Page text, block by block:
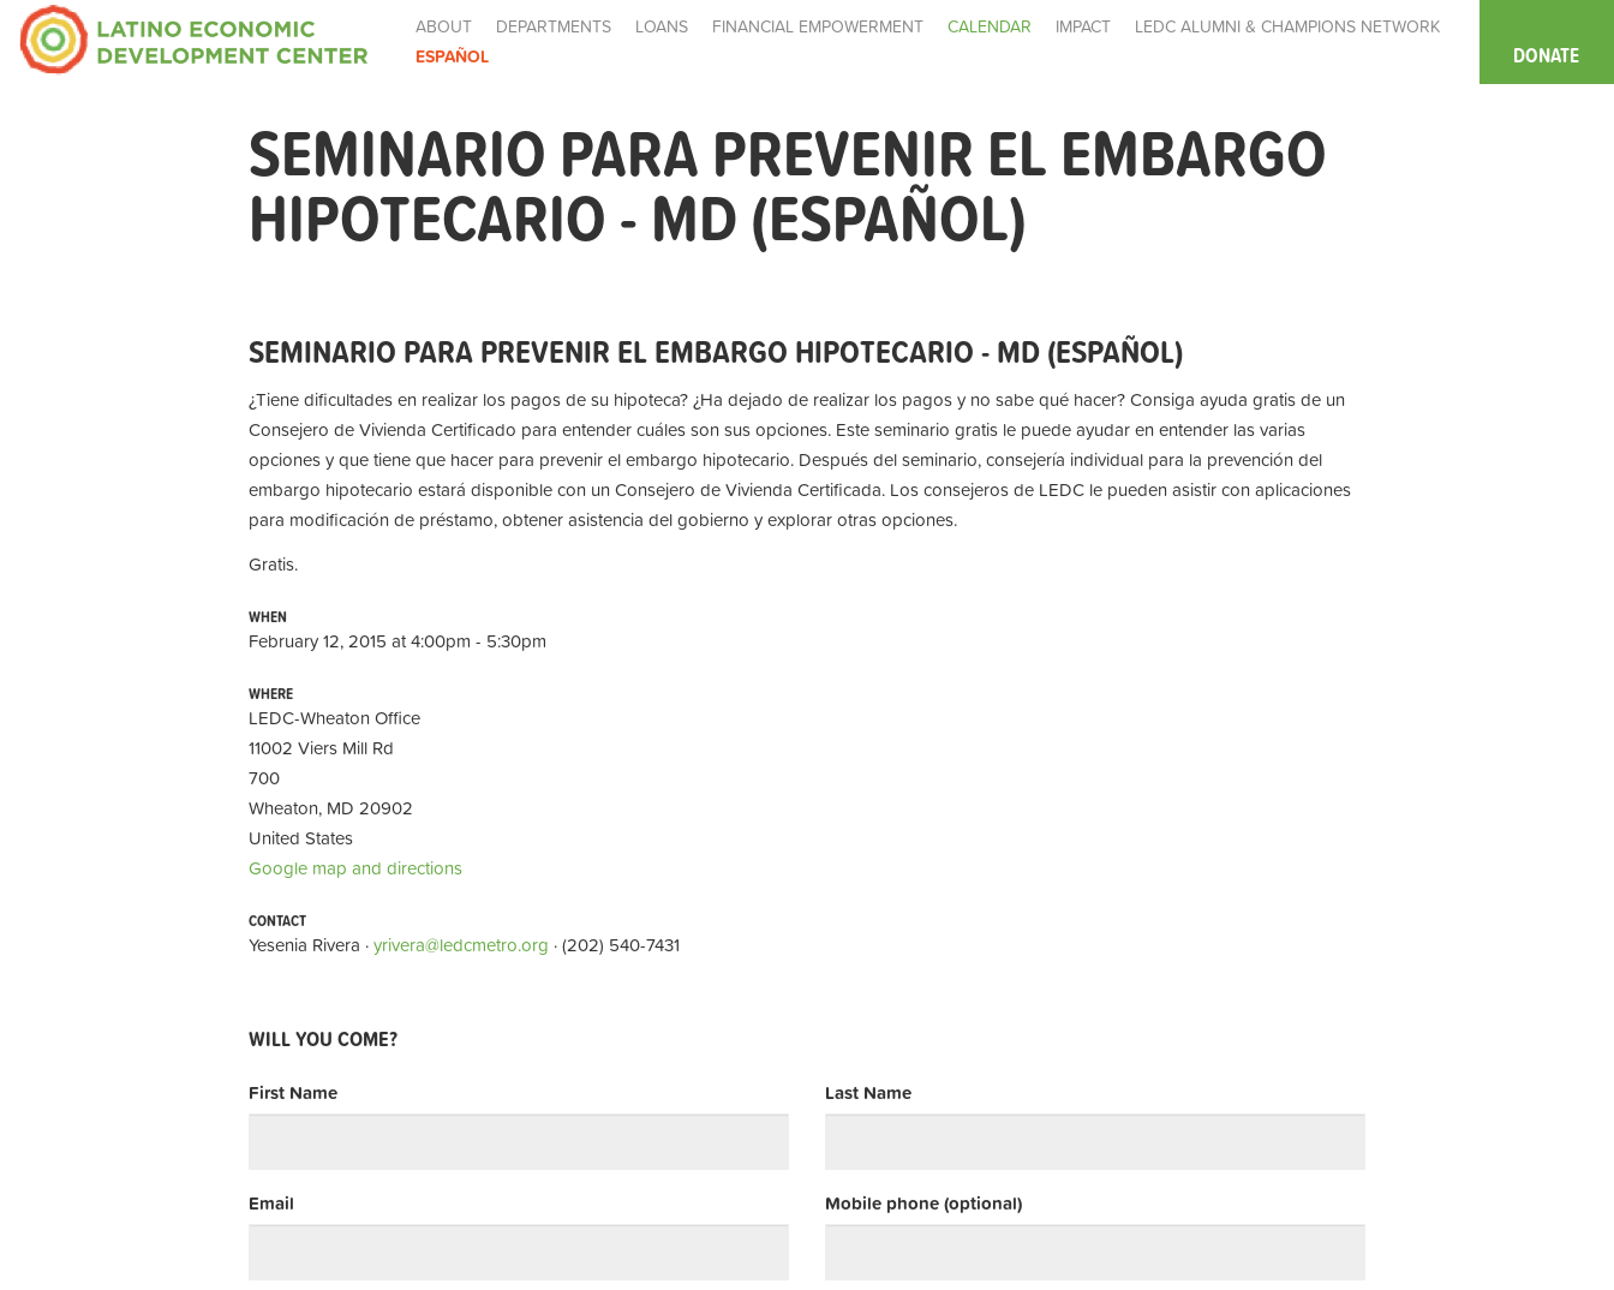
ABOUT DEPARTMENTS LOANS FINANCIAL EMPOWERMENT CALENDAR IMPACT
LEDC ALUMNI & CHAMPIONS NETWORK
ESPAÑOL
DONATE
SEMINARIO PARA PREVENIR EL EMBARGO
HIPOTECARIO - MD (ESPAÑOL)
SEMINARIO PARA PREVENIR EL EMBARGO HIPOTECARIO - MD (ESPAÑOL)
¿Tiene dificultades en realizar los pagos de su hipoteca? ¿Ha dejado de realizar los pagos y no sabe qué hacer? Consiga ayuda gratis de un
Consejero de Vivienda Certificado para entender cuáles son sus opciones. Este seminario gratis le puede ayudar en entender las varias
opciones y que tiene que hacer para prevenir el embargo hipotecario. Después del seminario, consejería individual para la prevención del
embargo hipotecario estará disponible con un Consejero de Vivienda Certificada. Los consejeros de LEDC le pueden asistir con aplicaciones
para modificación de préstamo, obtener asistencia del gobierno y explorar otras opciones.
Gratis.
WHEN
February 12, 2015 at 4:00pm - 5:30pm
WHERE
LEDC-Wheaton Office
11002 Viers Mill Rd
700
Wheaton, MD 20902
United States
Google map and directions
CONTACT
Yesenia Rivera ·yrivera@ledcmetro.org · (202) 540-7431
WILL YOU COME?
First Name Last Name
Email Mobile phone (optional)